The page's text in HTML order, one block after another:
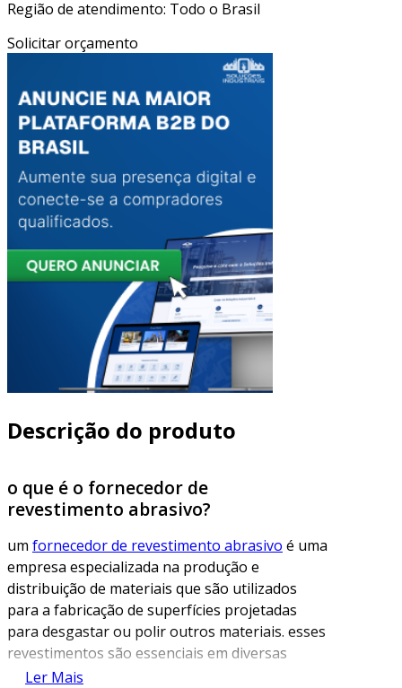
Região de atendimento: Todo o Brasil
Solicitar orçamento
Descrição do produto
o que é o fornecedor de
revestimento abrasivo?
um fornecedor de revestimento abrasivo é uma
empresa especializada na produção e
distribuição de materiais que são utilizados
para a fabricação de superfícies projetadas
para desgastar ou polir outros materiais. esses
revestimentos são essenciais em diversas
aplicações industriais, como na metalurgia,
Ler Mais